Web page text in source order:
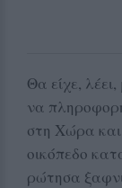
Θα είχε,
να
στη Χώρα
οικόπεδο
ρώτησα